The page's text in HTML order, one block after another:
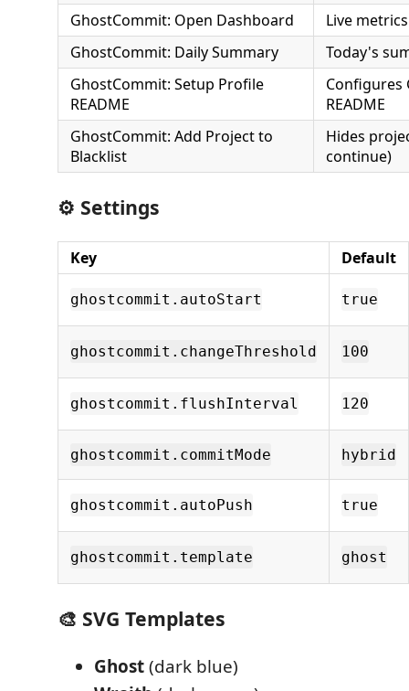
GhostCommit: Open Dashboard
Live
GhostCommit: Daily Summary
Today's
GhostCommit: Setup Profile
README
Configures
README
GhostCommit: Add Project to
Blacklist
Hides
continue)
⚙️ Settings
Key Default
ghostcommit.autoStart true
ghostcommit.changeThreshold 100
ghostcommit.flushInterval 120
ghostcommit.commitMode hybrid
ghostcommit.autoPush true
ghostcommit.template ghost
🎨 SVG Templates
Ghost(dark blue)